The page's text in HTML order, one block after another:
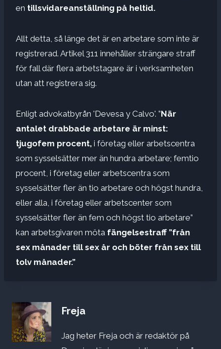
en tillsvidareanställning på heltid.
Allt detta, så länge det är en arbetare som inte är
registrerad. Artikel 311 innehåller strängare straff
för fall där flera arbetstagare är i verksamheten
utan att registrera sig.
Enligt advokatbyrån 'Devesa y Calvo'. ”När
antalet drabbade arbetare är minst:
tjugofem procent, i företag eller arbetscentra
som sysselsätter mer än hundra arbetare; femtio
procent, i företag eller arbetscentra som
sysselsätter fler än tio arbetare och högst hundra,
eller alla, i företag eller arbetscenter som
sysselsätter fler än fem och högst tio arbetare”
kan arbetsgivaren möta fängelsestraff ”från
sex månader till sex år och böter från sex till
tolv månader.”
Freja
Jag heter Freja och är redaktör på